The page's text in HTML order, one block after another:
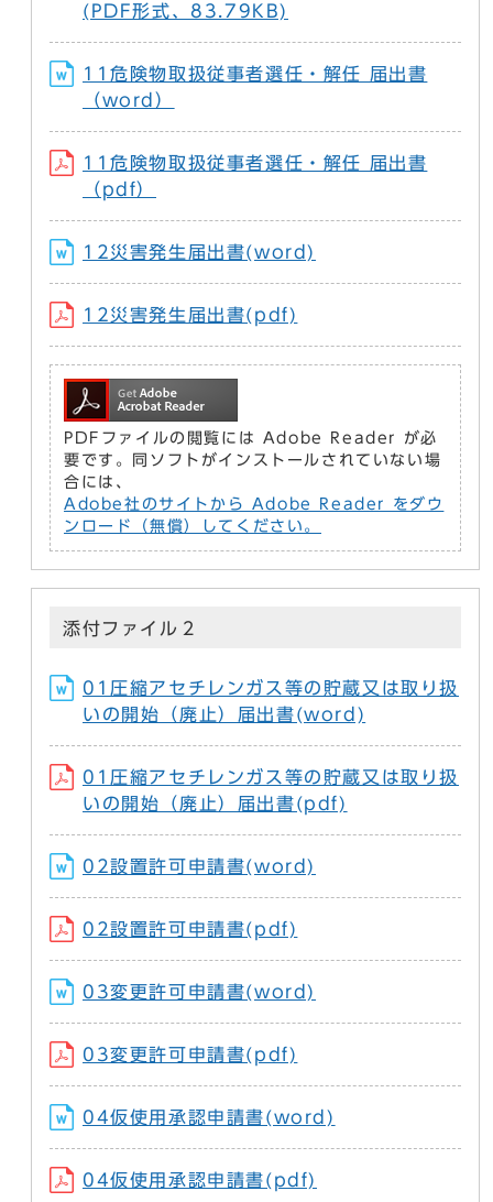
(PDF形式、83.79KB)
11危険物取扱従事者選任・解任 届出書
（word）
11危険物取扱従事者選任・解任 届出書
（pdf）
12災害発生届出書(word)
12災害発生届出書(pdf)
PDFファイルの閲覧には Adobe Reader が必
要です。同ソフトがインストールされていない場
合には、
Adobe社のサイトから Adobe Reader をダウ
ンロード（無償）してください。
添付ファイル２
01圧縮アセチレンガス等の貯蔵又は取り扱
いの開始（廃止）届出書(word)
01圧縮アセチレンガス等の貯蔵又は取り扱
いの開始（廃止）届出書(pdf)
02設置許可申請書(word)
02設置許可申請書(pdf)
03変更許可申請書(word)
03変更許可申請書(pdf)
04仮使用承認申請書(word)
04仮使用承認申請書(pdf)